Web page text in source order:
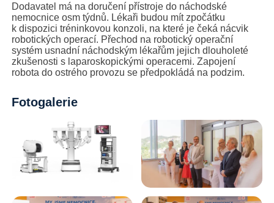
Dodavatel má na doručení přístroje do náchodské
nemocnice osm týdnů. Lékaři budou mít zpočátku
k dispozici tréninkovou konzoli, na které je čeká nácvik
robotických operací. Přechod na robotický operační
systém usnadní náchodským lékařům jejich dlouholeté
zkušenosti s laparoskopickými operacemi. Zapojení
robota do ostrého provozu se předpokládá na podzim.
Fotogalerie